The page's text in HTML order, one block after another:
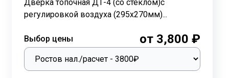
деформацию металла при
дверцу можно устанавливать с открыванием как
на внешней стороне рамки, находится вне зоны
Дверка топочная ДТ-4 (со стеклом)с
регулировкой воздуха (295х270мм)...
Выбор цены от 3,800 ₽